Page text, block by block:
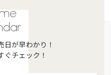
日が早わかり！
ぐチェック！